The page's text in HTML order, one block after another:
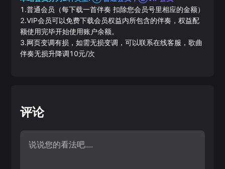
1.普通会员（每下载一首伴奏 扣除您会员号里相应的金额）
2.VIP会员可以免费下载会员权益内所包含的伴奏，权益配
额使用完毕开始使用账户余额。
3.网页变调有损，如需无损变调，可以联系在线客服，歌曲
伴奏无损升降调10元/次
评论